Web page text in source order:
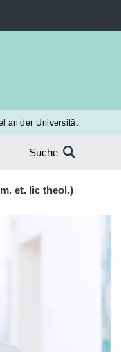
an der Universität
Suche
et. lic theol.)